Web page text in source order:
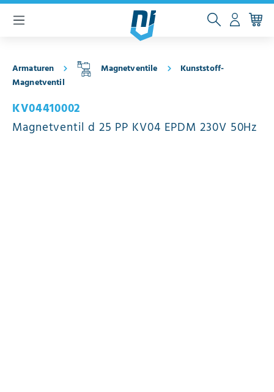
springen
Armaturen Magnetventile
Kunststoff-
Magnetventil
KV04410002
Magnetventil d 25 PP KV04 EPDM 230V 50Hz